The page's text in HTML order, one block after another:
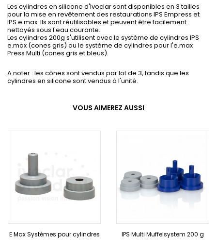
Les cylindres en silicone d'Ivoclar sont disponibles en 3 tailles
pour la mise en revêtement des restaurations IPS Empress et
IPS e.max. Ils sont réutilisables et peuvent être facilement
nettoyés sous l'eau courante.
Les cylindres 200g s'utilisent avec le système de cylindres IPS
e.max (cones gris) ou le système de cylindres pour l'e.max
Press Multi (cones gris et bleus).
A noter : les cônes sont vendus par lot de 3, tandis que les
cylindres en silicone sont vendus à l'unité.
VOUS AIMEREZ AUSSI
E Max Systèmes pour cylindres IPS Multi Muffelsystem 200 g